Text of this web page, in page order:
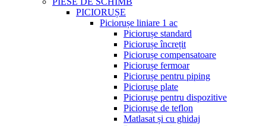
PICIORUȘE
Piciorușe liniare 1 ac
Piciorușe standard
Piciorușe încrețit
Piciorușe compensatoare
Piciorușe fermoar
Piciorușe pentru piping
Piciorușe plate
Piciorușe pentru dispozitive
Piciorușe de teflon
Matlasat și cu ghidaj